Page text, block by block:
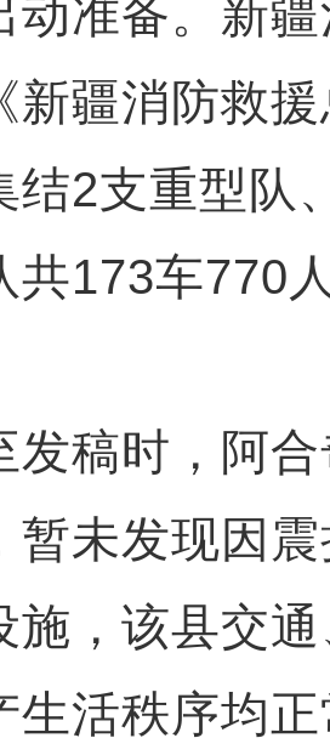
动准备。新
新疆消防救
结2支重型队
共173车770
稿时，阿合
暂未发现因
施，该县交
生活秩序均